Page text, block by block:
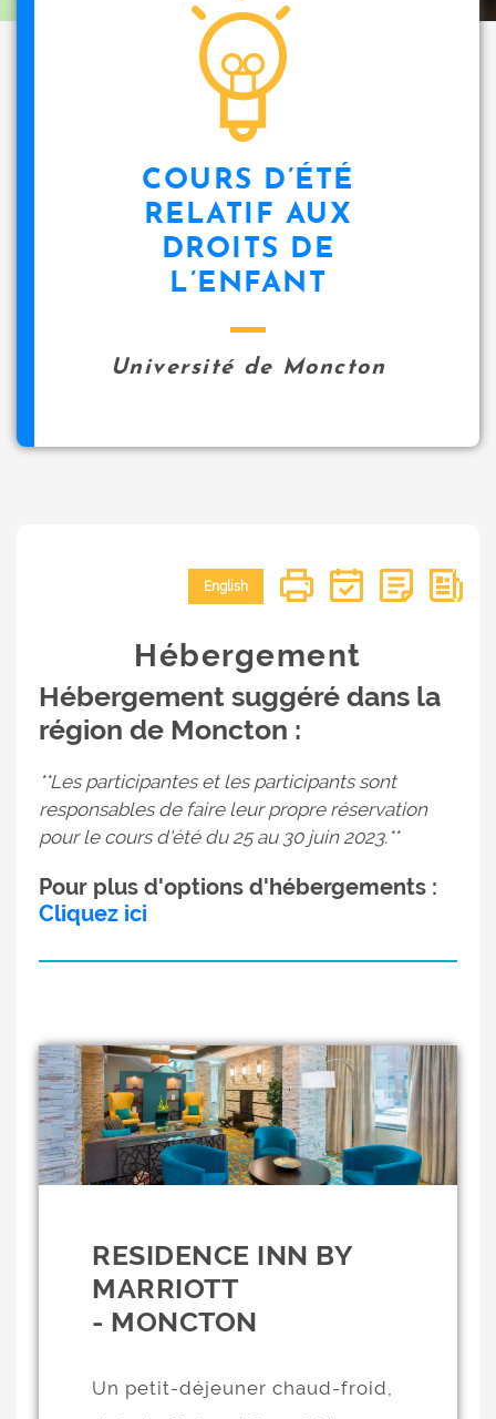
COURS D’ÉTÉ
RELATIF AUX
DROITS DE
L’ENFANT
Université de Moncton
English
Hébergement
Hébergement suggéré dans la
région de Moncton :
**Les participantes et les participants sont
responsables de faire leur propre réservation
pour le cours d'été du 25 au 30 juin 2023.**
Pour plus d'options d'hébergements :
Cliquez ici
RESIDENCE INN BY
MARRIOTT
- MONCTON
Un petit-déjeuner chaud-froid,